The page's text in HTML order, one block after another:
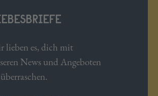
lieben es, dich mit
News und Angeboten